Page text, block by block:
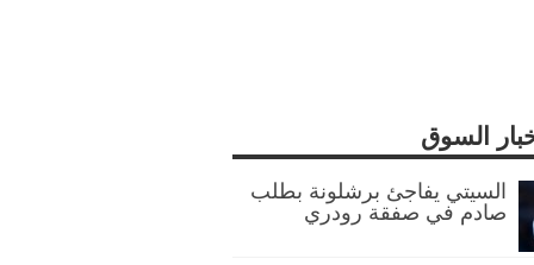
السوق
السيتي يفاجئ برشلونة بطلب
صادم في صفقة رودري